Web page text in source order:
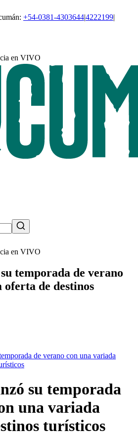
+54-0381-4303644|4222199|
en VIVO
en VIVO
temporada de verano
de destinos
de verano con una variada
su temporada
una variada
turísticos